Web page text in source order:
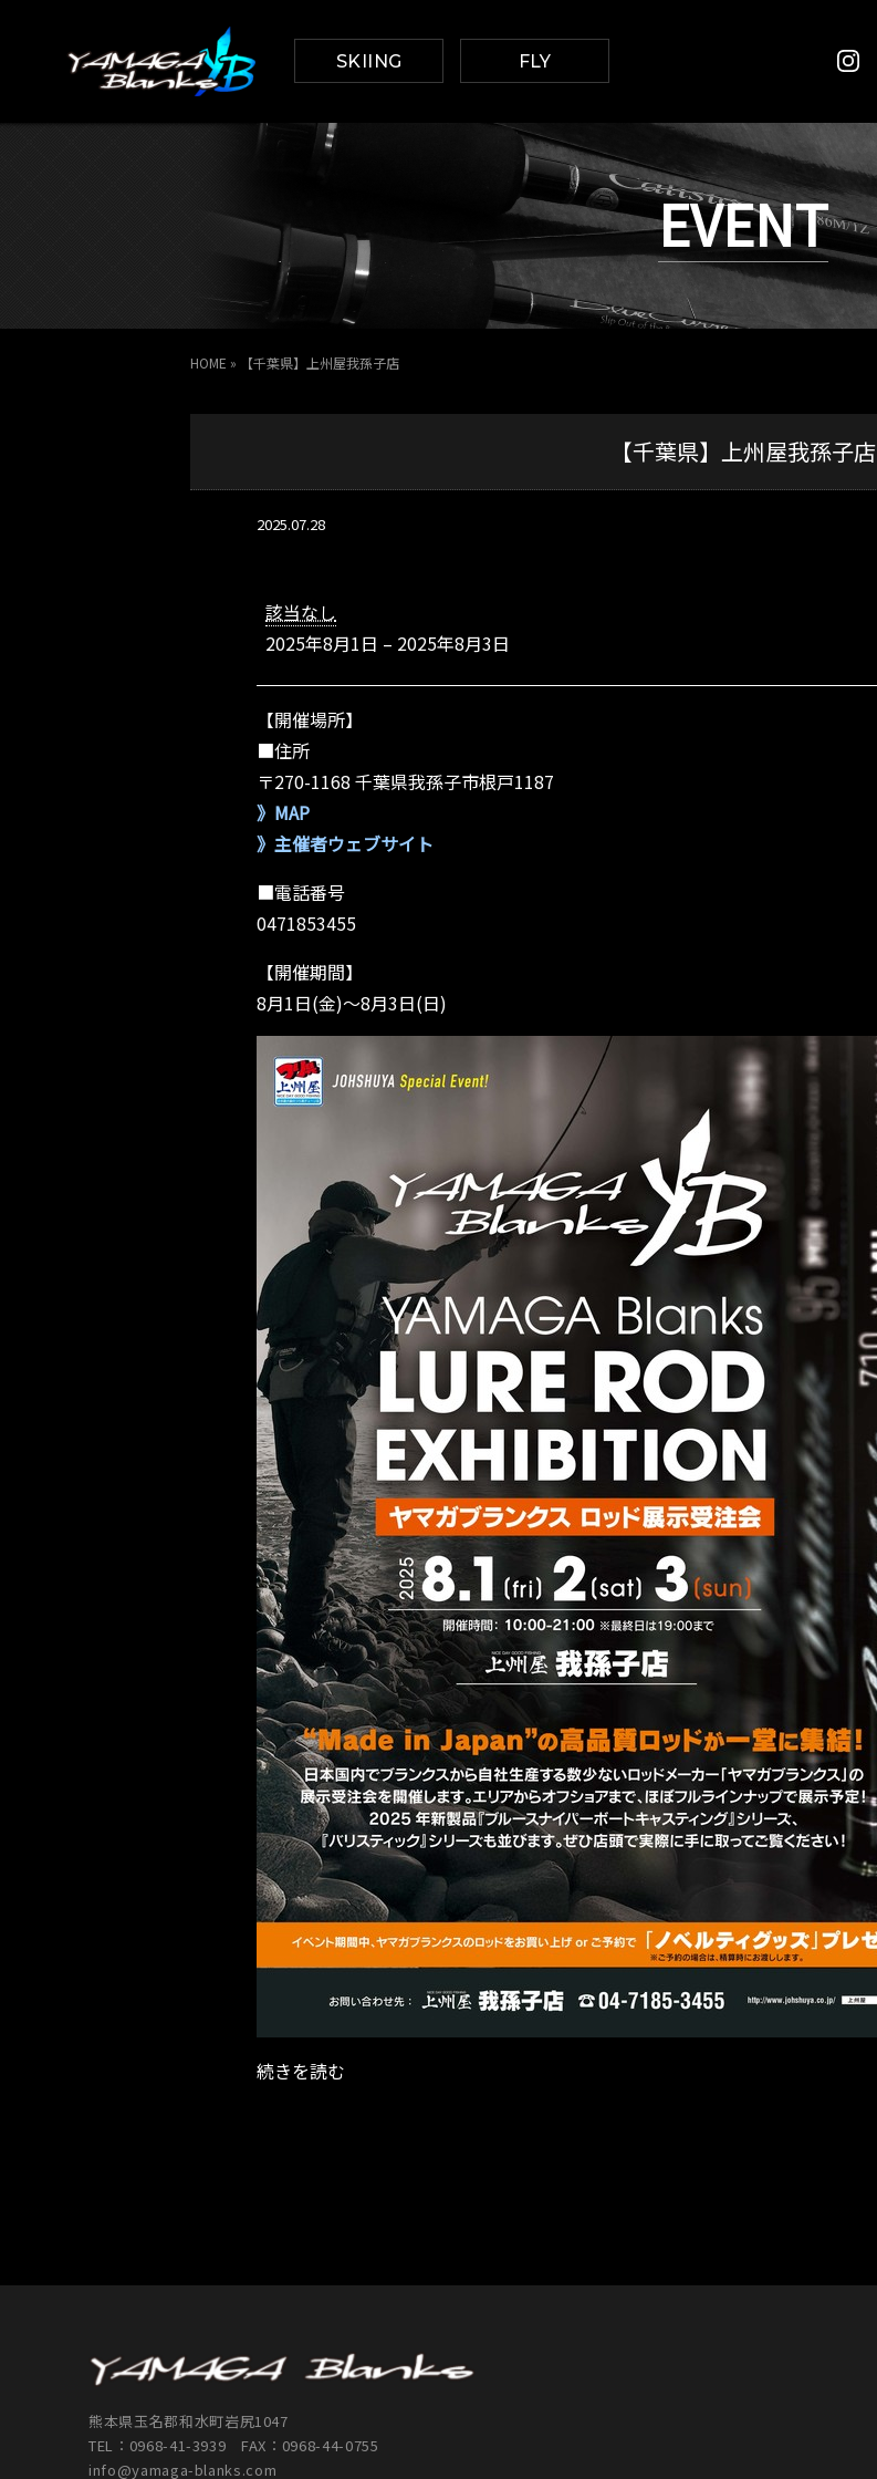
SKIING FLY
EVENT
HOME » 【千葉県】上州屋我孫子店
【千葉県】上州屋我孫子店
2025.07.28
葉
県】
上
孫
店
該当なし
2025年8月1日 – 2025年8月3日
【開催場所】
■住所
〒270-1168 千葉県我孫子市根戸1187
》MAP
》主催者ウェブサイト
■電話番号
0471853455
【開催期間】
8月1日(金)～8月3日(日)
続きを読む
熊本県玉名郡和水町岩尻1047
TEL： 0968-41-3939 FAX：0968-44-0755
info@yamaga-blanks.com